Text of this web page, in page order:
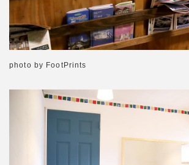
photo by FootPrints